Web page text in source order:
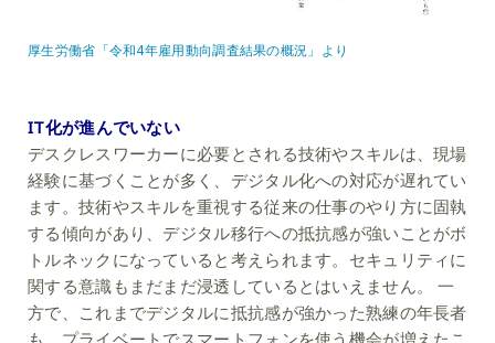
厚生労働省「令和4年雇用動向調査結果の概況」より
IT化が進んでいない
デスクレスワーカーに必要とされる技術やスキルは、現場
経験に基づくことが多く、デジタル化への対応が遅れてい
ます。技術やスキルを重視する従来の仕事のやり方に固執
する傾向があり、デジタル移行への抵抗感が強いことがボ
トルネックになっていると考えられます。セキュリティに
関する意識もまだまだ浸透しているとはいえません。 一
方で、これまでデジタルに抵抗感が強かった熟練の年長者
も、プライベートでスマートフォンを使う機会が増えたこ